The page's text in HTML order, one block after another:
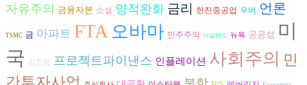
자유주의
금융자본 소설 양적완화 금리 한진중공업 우버 언론
TSMC 금 아파트 FTA 오바마 민주주의 아일랜드 뉴욕 공공성 미
국
김정렴 프로젝트파이낸스 인플레이션 사회주의 민